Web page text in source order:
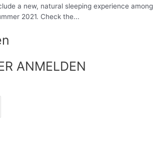
a new, natural sleeping experience among
2021. Check the...
ANMELDEN